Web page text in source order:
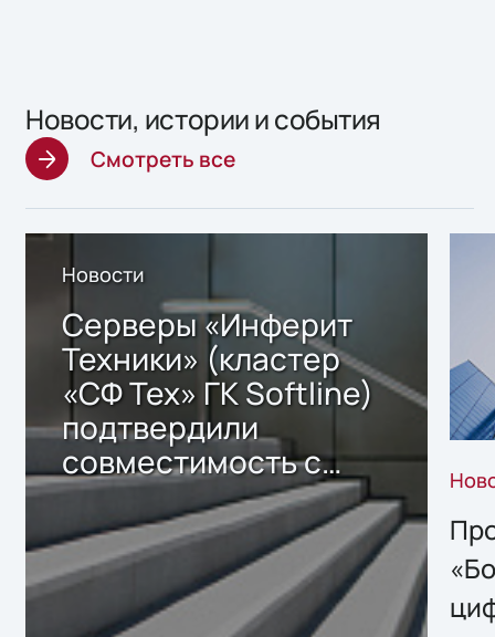
Новости, истории и события
Смотреть все
Новости
Серверы «Инферит
Техники» (кластер
«СФ Тех» ГК Softline)
подтвердили
совместимость с
решением Sharx
Storage 2.x для
хранения данных